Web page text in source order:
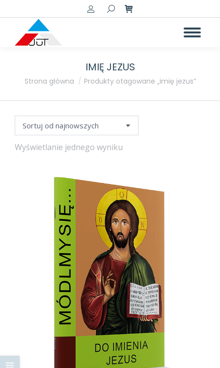
Szukaj:
IMIĘ JEZUS
Jesteś tutaj:
Strona główna Produkty otagowane „imię jezus”
Wyświetlanie jednego wyniku